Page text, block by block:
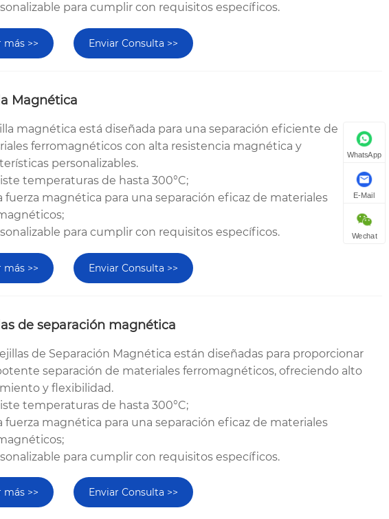
para cumplir con requisitos específicos.
más >> Enviar Consulta >>
Magnética
magnética está diseñada para una separación eficiente de
ferromagnéticos con alta resistencia magnética y
personalizables.
temperaturas de hasta 300°C;
fuerza magnética para una separación eficaz de materiales
para cumplir con requisitos específicos.
más >> Enviar Consulta >>
de separación magnética
de Separación Magnética están diseñadas para proporcionar
separación de materiales ferromagnéticos, ofreciendo alto
y flexibilidad.
temperaturas de hasta 300°C;
fuerza magnética para una separación eficaz de materiales
para cumplir con requisitos específicos.
más >> Enviar Consulta >>
WhatsApp
E-Mail
Wechat